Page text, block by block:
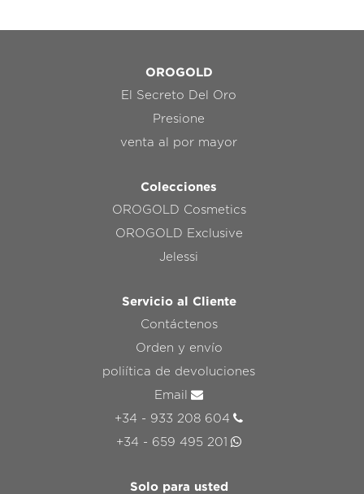
OROGOLD
El Secreto Del Oro
Presione
venta al por mayor
Colecciones
OROGOLD Cosmetics
OROGOLD Exclusive
Jelessi
Servicio al Cliente
Contáctenos
Orden y envío
poliítica de devoluciones
Email
+34 - 933 208 604
+34 - 659 495 201
Solo para usted